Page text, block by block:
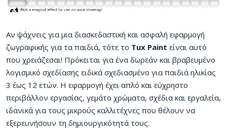
Αν ψάχνεις για μια διασκεδαστική και ασφαλή εφαρμογή
ζωγραφικής για τα παιδιά, τότε το Tux Paint είναι αυτό
που χρειάζεσαι! Πρόκειται για ένα δωρεάν και βραβευμένο
λογισμικό σχεδίασης ειδικά σχεδιασμένο για παιδιά ηλικίας
3 έως 12 ετών. Η εφαρμογή έχει απλό και εύχρηστο
περιβάλλον εργασίας, γεμάτο χρώματα, σχέδια και εργαλεία,
ιδανικά για τους μικρούς καλλιτέχνες που θέλουν να
εξερευνήσουν τη δημιουργικότητά τους.